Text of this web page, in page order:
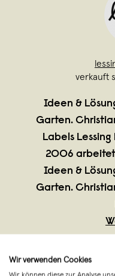
verkauft
Ideen &
Garten.
Labels
2006
Ideen &
Garten.
Wir verwenden Cookies